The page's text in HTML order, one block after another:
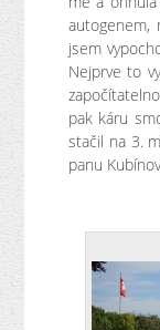
autogenem,
jsem
Nejprve to
pak káru
stačil na 3.
panu